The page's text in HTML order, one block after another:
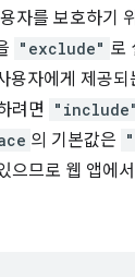
자를 보호하기
"exclude" 로
자에게 제공되
려면
"include"
의 기본값은
으므로 웹 앱에